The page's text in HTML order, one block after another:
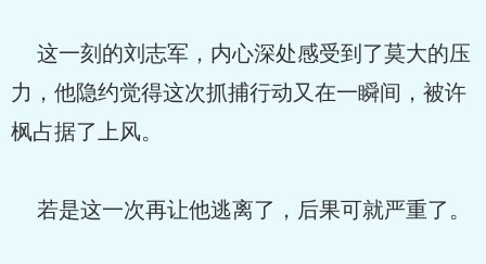
这一刻的刘志军，内心深处感受到了莫大的压
力，他隐约觉得这次抓捕行动又在一瞬间，被许
枫占据了上风。
若是这一次再让他逃离了，后果可就严重了。